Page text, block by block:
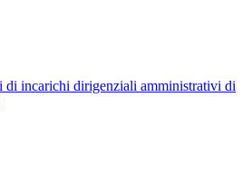
di incarichi dirigenziali amministrativi di